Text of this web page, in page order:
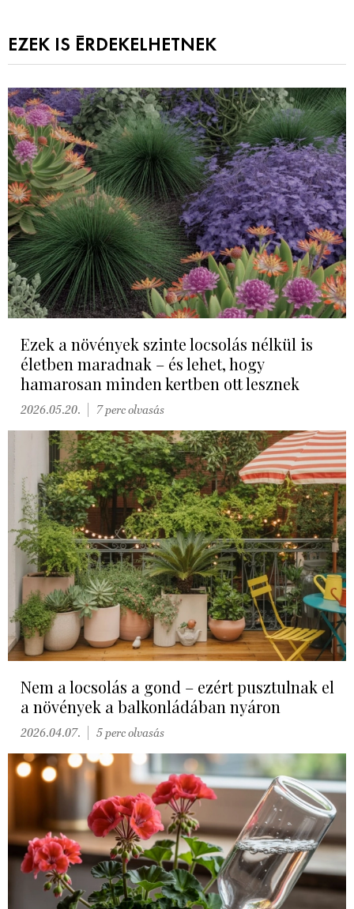
EZEK IS ÉRDEKELHETNEK
Ezek a növények szinte locsolás nélkül is
életben maradnak – és lehet, hogy
hamarosan minden kertben ott lesznek
2026.05.20. 7 perc olvasás
Nem a locsolás a gond – ezért pusztulnak el
a növények a balkonládában nyáron
2026.04.07. 5 perc olvasás